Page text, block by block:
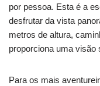
por pessoa. Esta é a
desfrutar da vista
metros de altura,
proporciona uma visão
Para os mais